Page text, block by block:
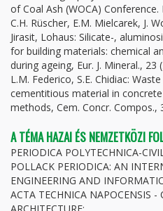
of Coal Ash (WOCA) Conference.
C.H. Rüscher, E.M. Mielcarek, J.
Jirasit, Lohaus: Silicate-,
for building materials: chemical
during ageing, Eur. J. Mineral., 23
L.M. Federico, S.E. Chidiac:
cementitious material in
methods, Cem. Concr. Compos.,
A TÉMA HAZAI ÉS NEMZETKÖZI
PERIODICA POLYTECHNICA-
POLLACK PERIODICA: AN
ENGINEERING AND
ACTA TECHNICA NAPOCENSIS -